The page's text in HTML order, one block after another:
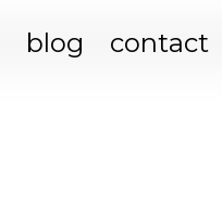
blog contact